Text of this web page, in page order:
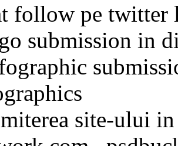
follow pe twitter
submission in
site-ului